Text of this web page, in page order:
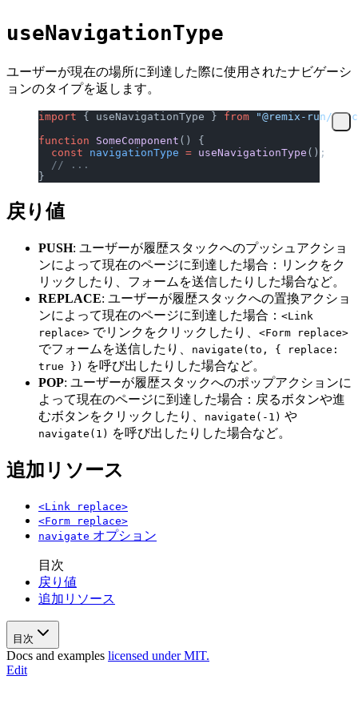
useNavigationType
ユーザーが現在の場所に到達した際に使用されたナビゲーシ
ョンのタイプを返します。
import { useNavigationType } from "@remix-run/
function SomeComponent () {
  const
navigationType = useNavigationType ();
  // ...
}
戻り値
PUSH: ユーザーが履歴スタックへのプッシュアクショ
ンによって現在のページに到達した場合：リンクをク
リックしたり、フォームを送信したりした場合など。
REPLACE: ユーザーが履歴スタックへの置換アクショ
ンによって現在のページに到達した場合： <Link
replace> でリンクをクリックしたり、 <Form replace>
でフォームを送信したり、
navigate(to, { replace:
true }) を呼び出したりした場合など。
POP: ユーザーが履歴スタックへのポップアクションに
よって現在のページに到達した場合：戻るボタンや進
むボタンをクリックしたり、
navigate(-1) や
navigate(1) を呼び出したりした場合など。
追加リソース
<Link replace>
<Form replace>
navigate オプション
目次
戻り値
追加リソース
目次
Docs and examples licensed under MIT.
Edit